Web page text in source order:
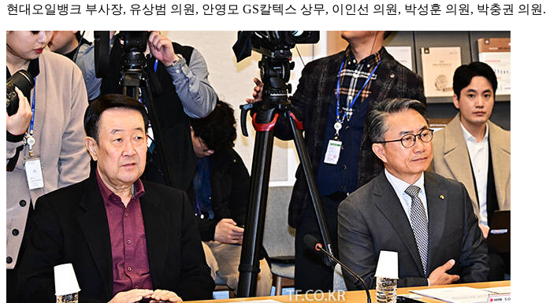
현대오일뱅크 부사장, 유상범 의원, 안영모 GS칼텍스 상무, 이인선 의원, 박성훈 의원, 박충권 의원.